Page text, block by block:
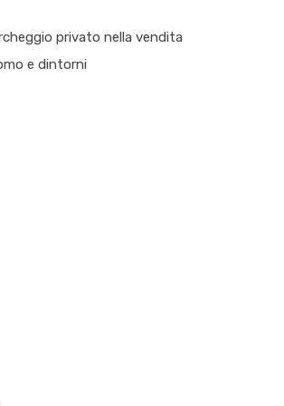
privato nella vendita
e dintorni